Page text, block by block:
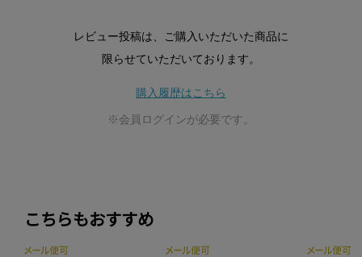
レビュー投稿は、ご購入いただいた商品に
限らせていただいております。
購入履歴はこちら
※会員ログインが必要です。
こちらもおすすめ